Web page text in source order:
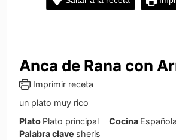
Anca de Rana con
Imprimir receta
un plato muy rico
Plato Plato principal Cocina Española
Palabra clave sheris